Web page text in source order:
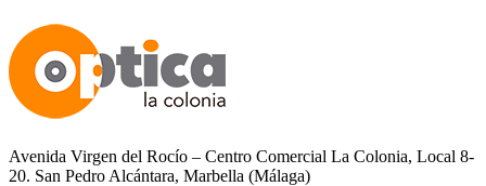
Avenida Virgen del Rocío – Centro Comercial La Colonia, Local 8-
20. San Pedro Alcántara, Marbella (Málaga)